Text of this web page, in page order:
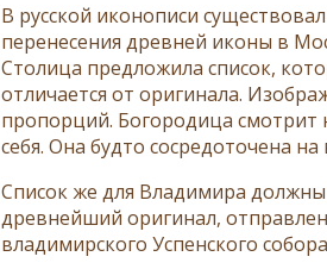
В русской иконописи
перенесения древней иконы в
Столица предложила список,
отличается от оригинала.
пропорций. Богородица смотрит
себя. Она будто сосредоточена
Список же для Владимира должны
древнейший оригинал,
владимирского Успенского